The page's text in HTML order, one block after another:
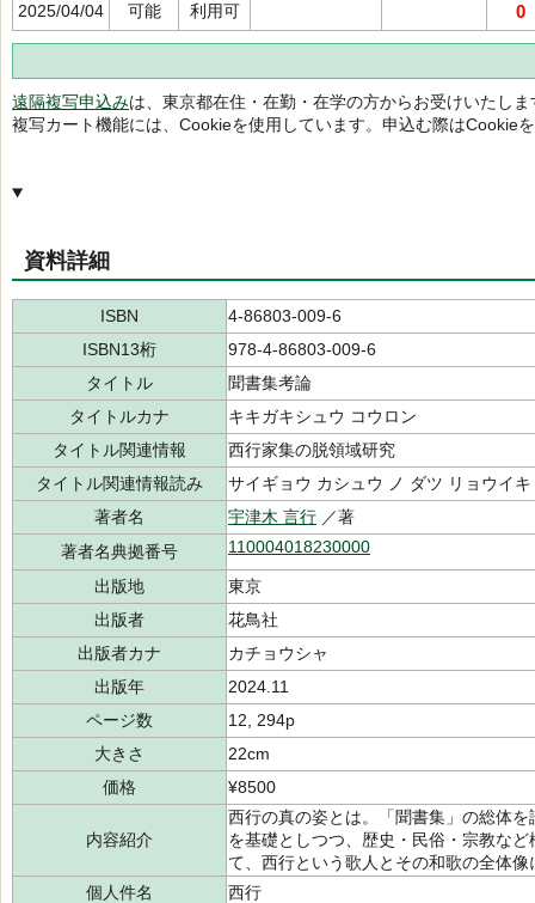
2025/04/04 可能 利用可 0
遠隔複写申込みは、東京都在住・在勤・在学の方からお受けいたしま
複写カート機能には、Cookieを使用しています。申込む際はCookie
資料詳細
ISBN
4-86803-009-6
ISBN13桁
978-4-86803-009-6
タイトル
聞書集考論
タイトルカナ
キキガキシュウ コウロン
タイトル関連情報
西行家集の脱領域研究
タイトル関連情報読み
サイギョウ カシュウ ノ ダツ リョウイ
著者名
宇津木 言行 ／著
著者名典拠番号
110004018230000
出版地
東京
出版者
花鳥社
出版者カナ
カチョウシャ
出版年
2024.11
ページ数
12, 294p
大きさ
22cm
価格
¥8500
内容紹介
西行の真の姿とは。「聞書集」の総体
を基礎としつつ、歴史・民俗・宗教な
て、西行という歌人とその和歌の全体
個人件名
西行